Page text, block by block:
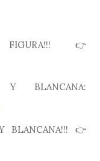
👉
BLANCANA!!! 👉